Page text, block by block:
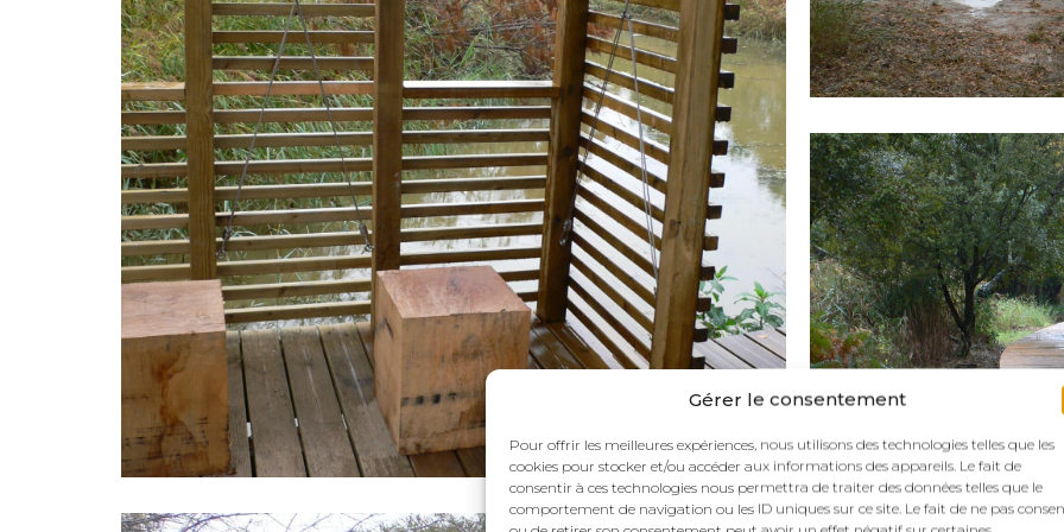
Gérer le consentement
Pour offrir les meilleures expériences, nous utilisons des technologies telles que les
cookies pour stocker et/ou accéder aux informations des appareils. Le fait de
consentir à ces technologies nous permettra de traiter des données telles que le
comportement de navigation ou les ID uniques sur ce site. Le fait de ne pas